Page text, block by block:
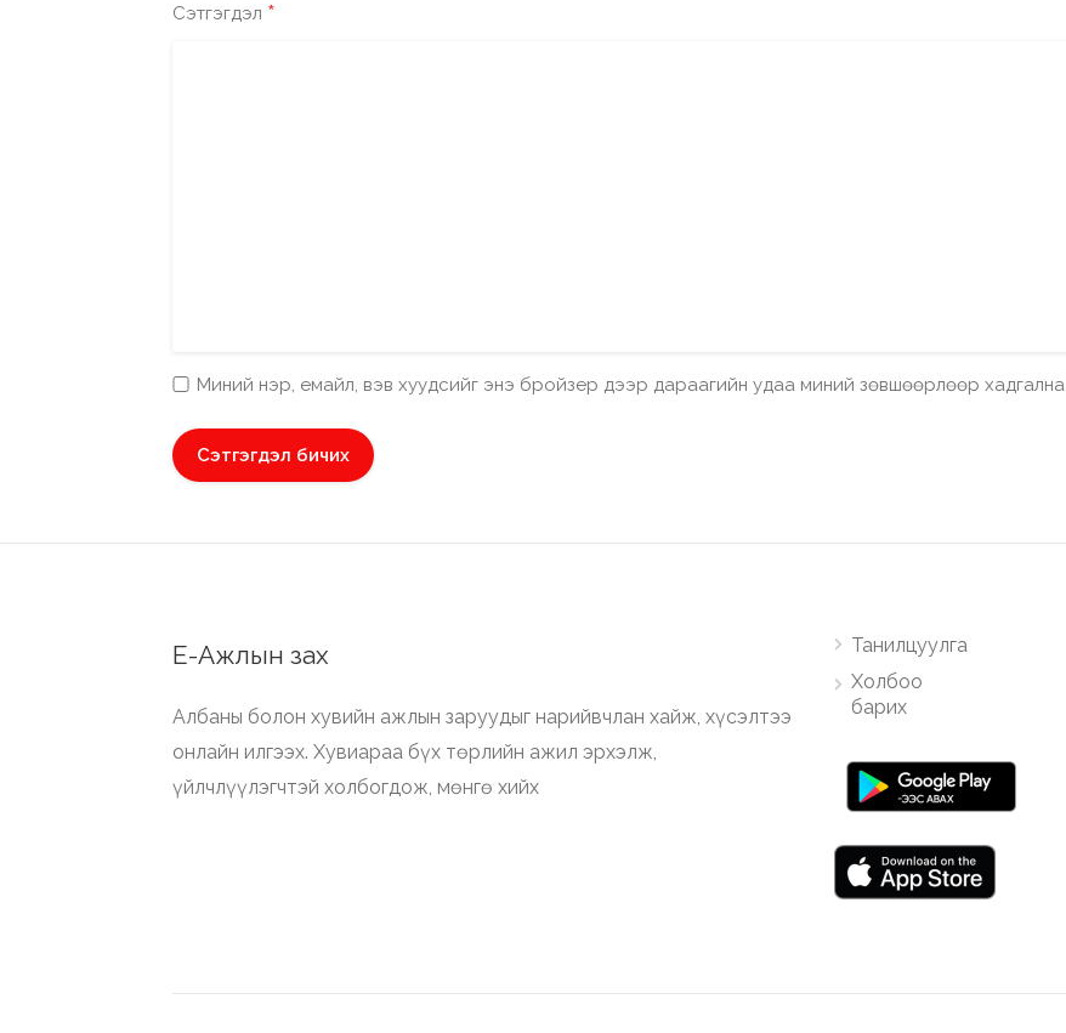
Сэтгэгдэл *
Миний нэр, емайл, вэв хуудсийг энэ бройзер дээр дараагийн удаа миний зөвшөөрлөөр хадгална
Е-Ажлын зах
Албаны болон хувийн ажлын заруудыг нарийвчлан хайж, хүсэлтээ
онлайн илгээх. Хувиараа бүх төрлийн ажил эрхэлж,
үйлчлүүлэгчтэй холбогдож, мөнгө хийх
Танилцуулга
Холбоо
барих